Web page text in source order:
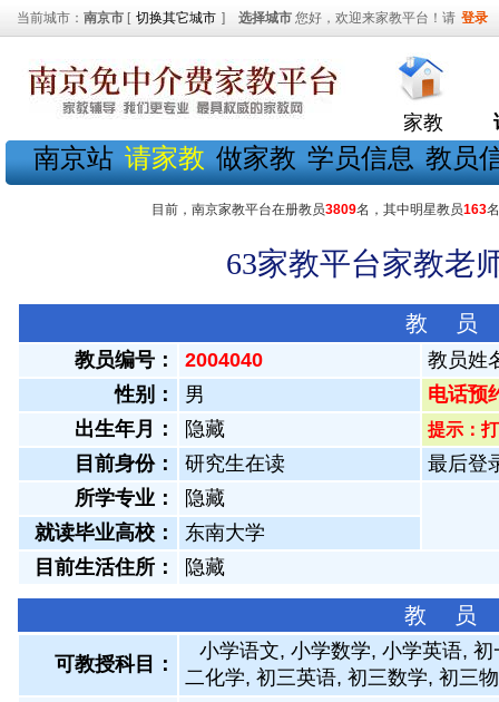
当前城市： 南京市 [ 切换其它城市 ] 选择城市 您好，欢迎来家教平台！请 登录
家教
南京站 请家教 做家教 学员信息 教员
目前，南京家教平台在册教员3809名，其中明星教员163
63家教平台家教老
教 员
教员编号： 2004040
教员姓
性别：
男
电话预
出生年月：
隐藏 提示：
目前身份： 研究生在读
最后登
所学专业：
隐藏
就读毕业高校：
东南大学
目前生活住所：
隐藏
教 员
可教授科目：
小学语文, 小学数学, 小学英语,
二化学, 初三英语, 初三数学, 初三